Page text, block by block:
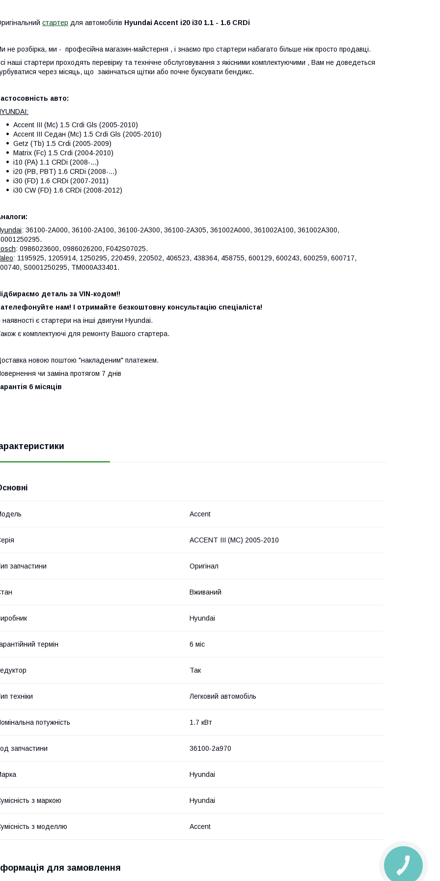
стартер для автомобілів Hyundai Accent i20 i30 1.1 - 1.6 CRDi
не розбірка, ми - професійна магазин-майстерня , і знаємо про стартери набагато більше ніж просто продавці.
наші стартери проходять перевірку та технічне обслуговування з якісними комплектуючими , Вам не доведеться
через місяць, що закінчаться щітки або почне буксувати бендикс.
авто:
Accent III (Mc) 1.5 Crdi Gls (2005-2010)
Accent III Седан (Mc) 1.5 Crdi Gls (2005-2010)
Getz (Tb) 1.5 Crdi (2005-2009)
Matrix (Fc) 1.5 Crdi (2004-2010)
i10 (PA) 1.1 CRDi (2008-...)
i20 (PB, PBT) 1.6 CRDi (2008-...)
i30 (FD) 1.6 CRDi (2007-2011)
i30 CW (FD) 1.6 CRDi (2008-2012)
: 36100-2A000, 36100-2A100, 36100-2A300, 36100-2A305, 361002A000, 361002A100, 361002A300,
: 0986023600, 0986026200, F042S07025.
: 1195925, 1205914, 1250295, 220459, 220502, 406523, 438364, 458755, 600129, 600243, 600259, 600717,
S0001250295, TM000A33401.
деталь за VIN-кодом!!
нам! І отримайте безкоштовну консультацію спеціаліста!
наявності є стартери на інші двигуни Hyundai.
є комплектуючі для ремонту Вашого стартера.
новою поштою "накладеним" платежем.
чи заміна протягом 7 днів
6 місяців
Accent
ACCENT III (MC) 2005-2010
запчастини Оригінал
Вживаний
Hyundai
термін 6 міс
Так
техніки Легковий автомобіль
потужність 1.7 кВт
запчастини 36100-2a970
Hyundai
з маркою Hyundai
з моделлю Accent
для замовлення